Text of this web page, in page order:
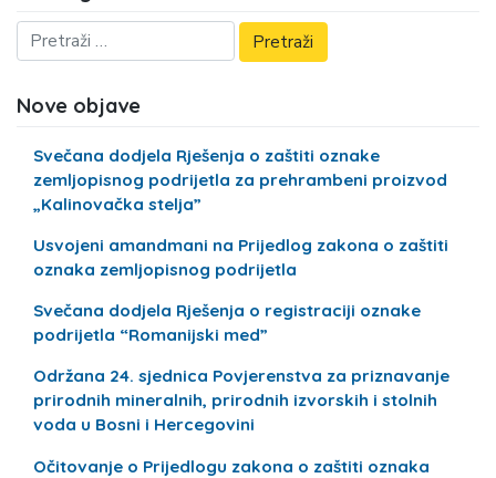
Nove objave
Svečana dodjela Rješenja o zaštiti oznake
zemljopisnog podrijetla za prehrambeni proizvod
„Kalinovačka stelja”
Usvojeni amandmani na Prijedlog zakona o zaštiti
oznaka zemljopisnog podrijetla
Svečana dodjela Rješenja o registraciji oznake
podrijetla “Romanijski med”
Održana 24. sjednica Povjerenstva za priznavanje
prirodnih mineralnih, prirodnih izvorskih i stolnih
voda u Bosni i Hercegovini
Očitovanje o Prijedlogu zakona o zaštiti oznaka